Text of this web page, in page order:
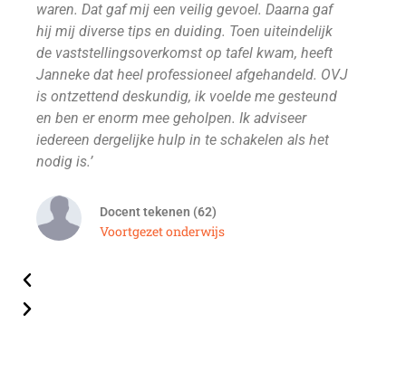
waren. Dat gaf mij een veilig gevoel. Daarna gaf
hij mij diverse tips en duiding. Toen uiteindelijk
de vaststellingsoverkomst op tafel kwam, heeft
Janneke dat heel professioneel afgehandeld. OVJ
is ontzettend deskundig, ik voelde me gesteund
en ben er enorm mee geholpen. Ik adviseer
iedereen dergelijke hulp in te schakelen als het
nodig is.’
Docent tekenen (62)
Voortgezet onderwijs